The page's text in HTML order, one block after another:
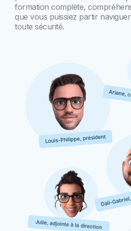
formation complète,
que vous puissiez partir
toute sécurité.